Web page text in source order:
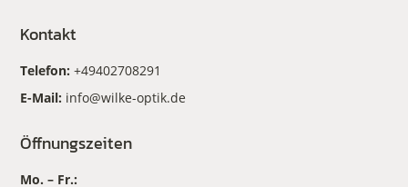
Kontakt
Telefon:+49402708291
E-Mail: info@wilke-optik.de
Öffnungszeiten
Mo. – Fr.: